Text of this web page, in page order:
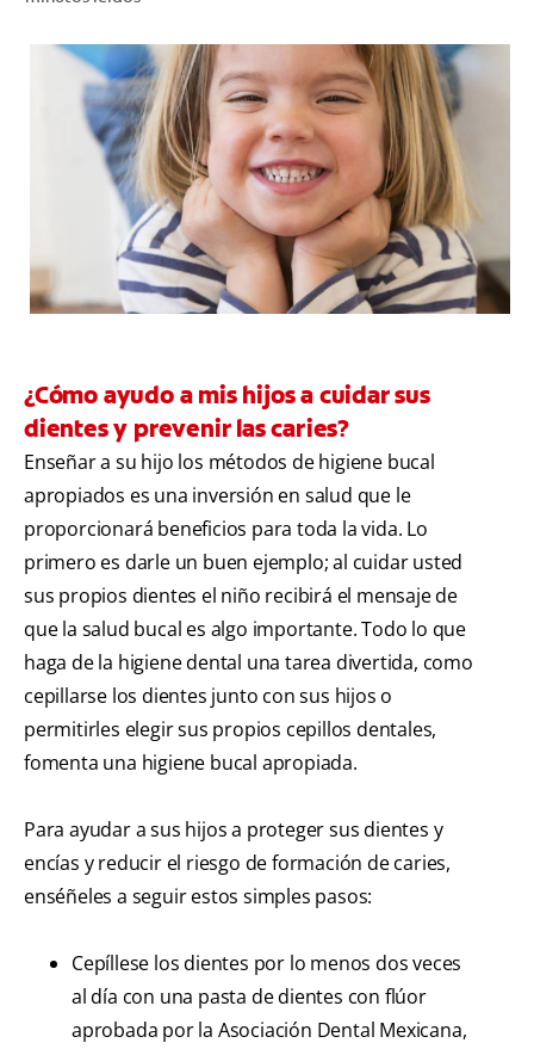
SELECCIÓN DE PRODUCTOS
PARA PROFESIONALES
CUPONES
EC (ES)
¿Cómo ayudo a mis hijos a cuidar sus
dientes y prevenir las caries?
Enseñar a su hijo los métodos de higiene bucal
apropiados es una inversión en salud que le
proporcionará beneficios para toda la vida. Lo
primero es darle un buen ejemplo; al cuidar usted
sus propios dientes el niño recibirá el mensaje de
que la salud bucal es algo importante. Todo lo que
haga de la higiene dental una tarea divertida, como
cepillarse los dientes junto con sus hijos o
permitirles elegir sus propios cepillos dentales,
fomenta una higiene bucal apropiada.
Para ayudar a sus hijos a proteger sus dientes y
encías y reducir el riesgo de formación de caries,
enséñeles a seguir estos simples pasos:
Cepíllese los dientes por lo menos dos veces
al día con una pasta de dientes con flúor
aprobada por la Asociación Dental Mexicana,